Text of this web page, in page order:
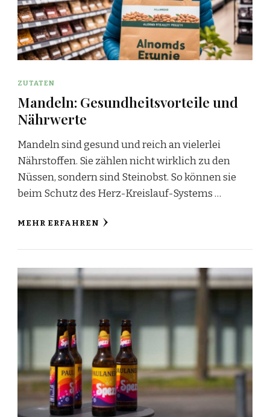
ZUTATEN
Mandeln: Gesundheitsvorteile und
Nährwerte
Mandeln sind gesund und reich an vielerlei
Nährstoffen. Sie zählen nicht wirklich zu den
Nüssen, sondern sind Steinobst. So können sie
beim Schutz des Herz-Kreislauf-Systems …
MEHR ERFAHREN